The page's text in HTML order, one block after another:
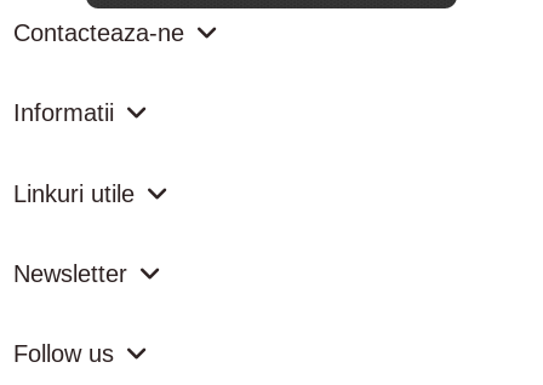
Contacteaza-ne
Informatii
Linkuri utile
Newsletter
Follow us